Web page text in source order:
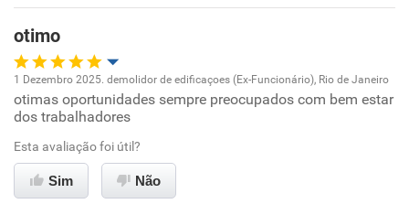
Benefícios
Recomenda esta empresa
Recomenda a diretoria
otimo
Oportunidade de promoção
Ambiente de trabalho
Conciliação com a vida familiar
1 Dezembro 2025. demolidor de edificaçoes (Ex-Funcionário), Rio de Janeiro
otimas oportunidades sempre preocupados com bem estar
dos trabalhadores
Esta avaliação foi útil?
Sim Não